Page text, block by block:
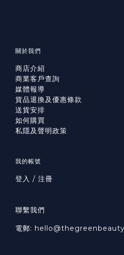
關於我們
商店介紹
商業客戶查詢
媒體報導
貨品退換及優惠條款
送貨安排
如何購買
私隱及聲明政策
我的帳號
登入 / 注冊
聯繫我們
電郵: